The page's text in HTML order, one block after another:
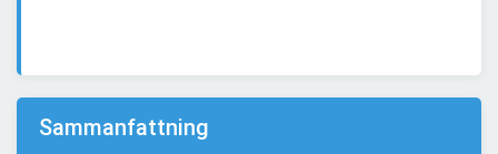
Sammanfattning